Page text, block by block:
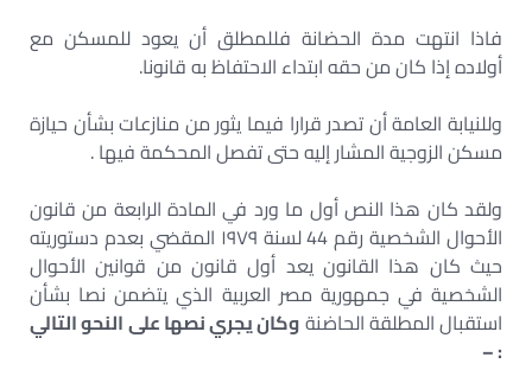
فاذا انتهت مدة الحضانة فللمطلق أن يعود للمسكن مع
أولاده إذا كان من حقه ابتداء الاحتفاظ به قانونا.
وللنيابة العامة أن تصدر قرارا فيما يثور من منازعات بشأن حيازة
مسكن الزوجية المشار إليه حتى تفصل المحكمة فيها .
ولقد كان هذا النص أول ما ورد في المادة الرابعة من قانون
الأحوال الشخصية رقم 44 لسنة ۱۹۷۹ المقضي بعدم دستوريته
حيث كان هذا القانون يعد أول قانون من قوانين الأحوال
الشخصية في جمهورية مصر العربية الذي يتضمن نصا بشأن
استقبال المطلقة الحاضنةوكان يجري نصها على النحو التالي
: –